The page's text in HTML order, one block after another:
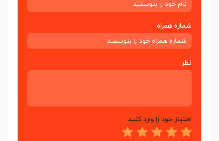
شماره همراه
نظر
امتیاز خود را وارد کنید